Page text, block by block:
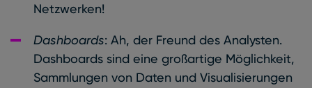
Netzwerken!
Dashboards: Ah, der Freund des Analysten.
Dashboards sind eine großartige Möglichkeit,
Sammlungen von Daten und Visualisierungen